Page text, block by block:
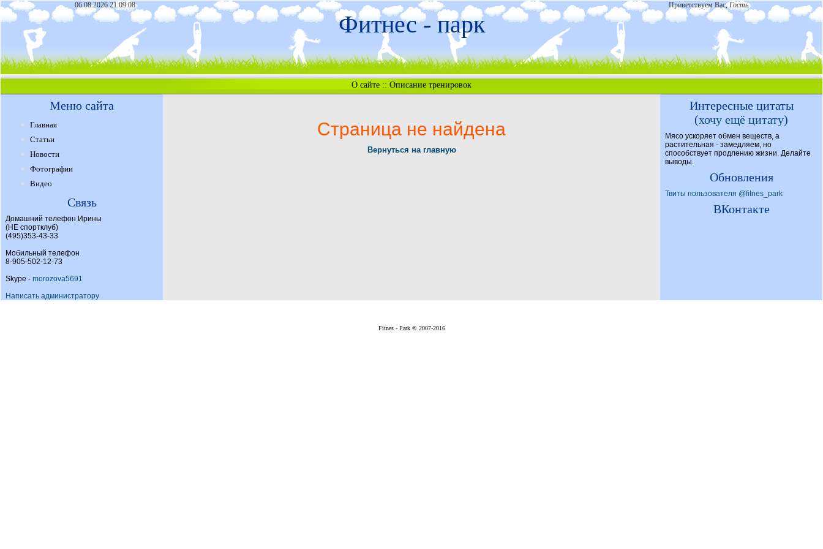
06.08.2026 21:09:08 Приветствуем Вас,Гость
Фитнес - парк
О сайте :: Описание тренировок
Меню сайта
Главная
Статьи
Новости
Фотографии
Видео
Связь
Домашний телефон Ирины
(НЕ спортклуб)
(495)353-43-33
Мобильный телефон
8-905-502-12-73
Skype - morozova5691
Написать администратору
Страница не найдена
Вернуться на главную
Интересные цитаты
(хочу ещё цитату)
Мясо ускоряет обмен веществ, а
растительная - замедляем, но
способствует продлению жизни. Делайте
выводы.
Обновления
Твиты пользователя @fitnes_park
ВКонтакте
Fitnes - Park © 2007-2016